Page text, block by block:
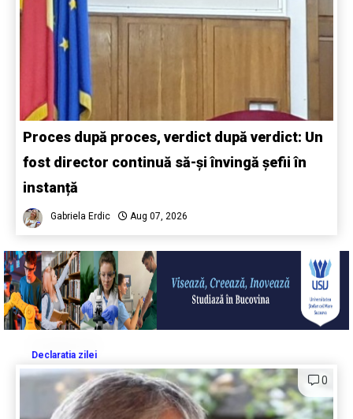
Proces după proces, verdict după verdict: Un
fost director continuă să-și învingă șefii în
instanță
Gabriela Erdic Aug 07, 2026
Declaratia zilei
0